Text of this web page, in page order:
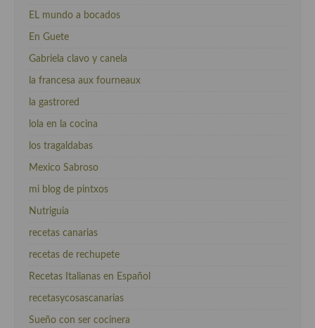
EL mundo a bocados
En Guete
Gabriela clavo y canela
la francesa aux fourneaux
la gastrored
lola en la cocina
los tragaldabas
Mexico Sabroso
mi blog de pintxos
Nutriguia
recetas canarias
recetas de rechupete
Recetas Italianas en Español
recetasycosascanarias
Sueño con ser cocinera